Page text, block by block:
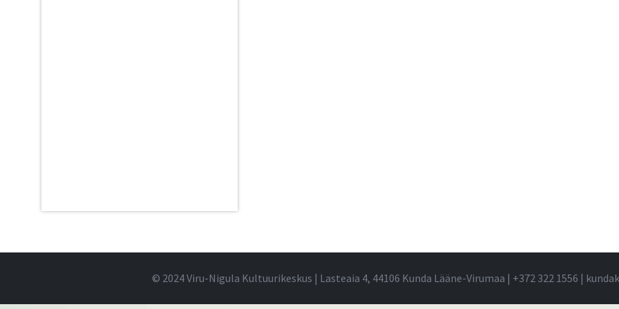
© 2024 Viru-Nigula Kultuurikeskus | Lasteaia 4, 44106 Kunda Lääne-Virumaa | +372 322 1556 |